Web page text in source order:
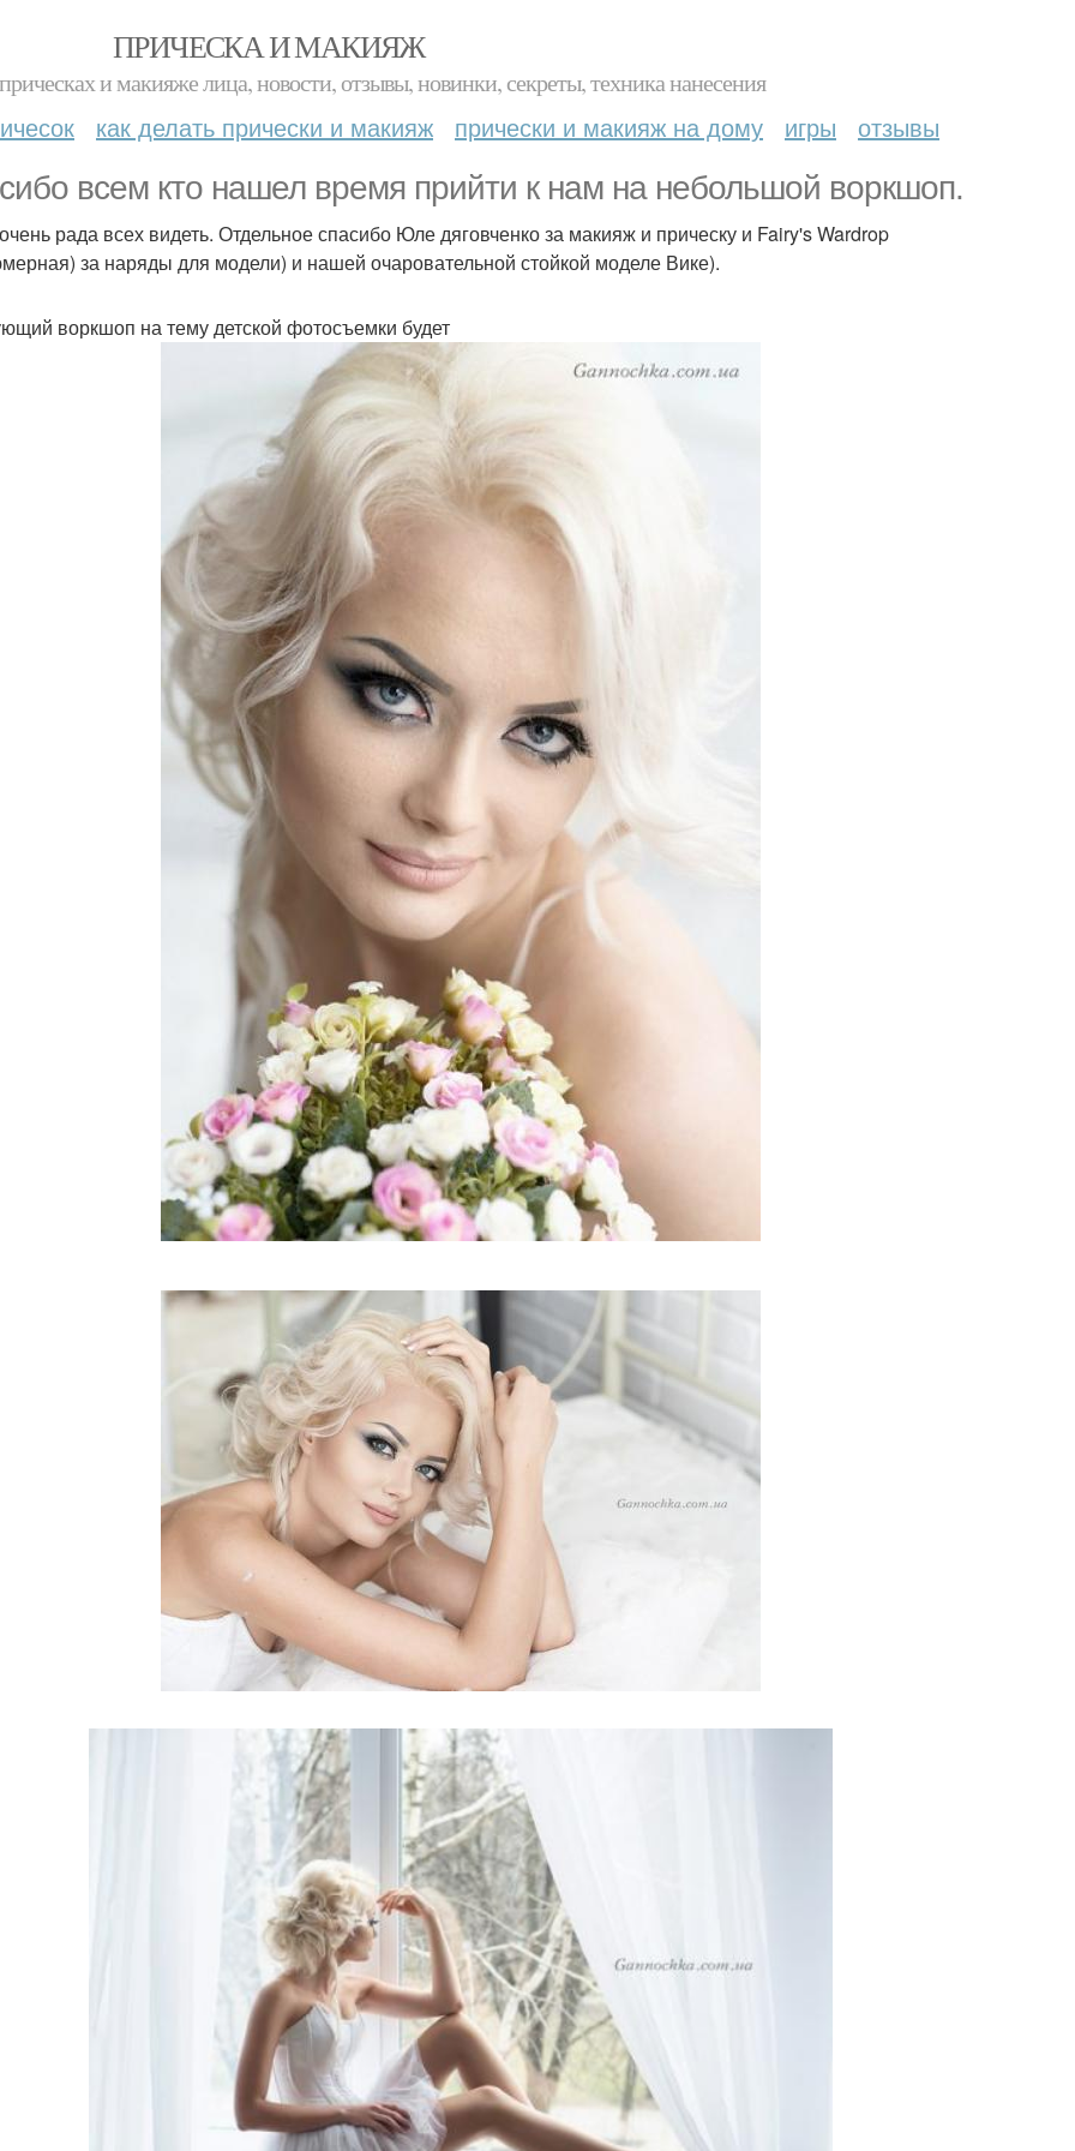
ПРИЧЕСКА И МАКИЯЖ
и макияже лица, новости, отзывы, новинки, секреты, техника нанесения
как делать прически и макияж прически и макияж на дому игры отзывы
всем кто нашел время прийти к нам на небольшой воркшоп.
рада всех видеть. Отдельное спасибо Юле дяговченко за макияж и прическу и Fairy's Wardrop
за наряды для модели) и нашей очаровательной стойкой моделе Вике).
воркшоп на тему детской фотосъемки будет